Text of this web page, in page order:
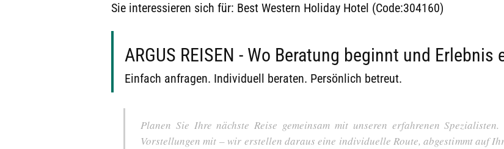
Sie interessieren sich für: Best Western Holiday Hotel (Code:304160)
ARGUS REISEN - Wo Beratung beginnt und Erlebnis
Einfach anfragen. Individuell beraten. Persönlich betreut.
Planen Sie Ihre nächste Reise gemeinsam mit unseren erfahrenen
Vorstellungen mit – wir erstellen daraus eine individuelle Route, abgestimmt auf